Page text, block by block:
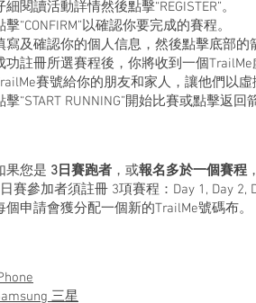
細閱讀活動詳情然後點擊“REGISTER”。
擊“CONFIRM”以確認你要完成的賽程。
寫及確認你的個人信息，然後點擊底部的
功註冊所選賽程後，你將收到一個
賽號給你的朋友和家人，讓他們以虛
擊“START RUNNING”開始比賽或點擊返
果您是 3日賽跑者 ，或報名多於一個賽程
賽參加者須註冊 3項賽程：Day 1, Day 2,
個申請會獲分配一個新的TrailMe號碼布。
三星